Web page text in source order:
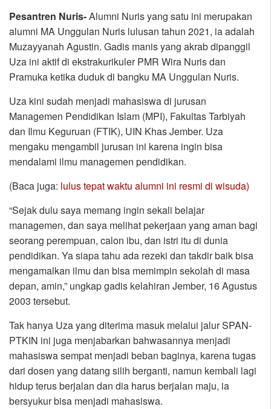
Pesantren Nuris-Alumni Nuris yang satu ini merupakan
alumni MA Unggulan Nuris lulusan tahun 2021, ia adalah
Muzayyanah Agustin. Gadis manis yang akrab dipanggil
Uza ini aktif di ekstrakurikuler PMR Wira Nuris dan
Pramuka ketika duduk di bangku MA Unggulan Nuris.
Uza kini sudah menjadi mahasiswa di jurusan
Managemen Pendidikan Islam (MPI), Fakultas Tarbiyah
dan Ilmu Keguruan (FTIK), UIN Khas Jember. Uza
mengaku mengambil jurusan ini karena ingin bisa
mendalami ilmu managemen pendidikan.
(Baca juga: lulus tepat waktu alumni ini resmi di wisuda)
“Sejak dulu saya memang ingin sekali belajar
managemen, dan saya melihat pekerjaan yang aman bagi
seorang perempuan, calon ibu, dan istri itu di dunia
pendidikan. Ya siapa tahu ada rezeki dan takdir baik bisa
mengamalkan ilmu dan bisa memimpin sekolah di masa
depan, amin,” ungkap gadis kelahiran Jember, 16 Agustus
2003 tersebut.
Tak hanya Uza yang diterima masuk melalui jalur SPAN-
PTKIN ini juga menjabarkan bahwasannya menjadi
mahasiswa sempat menjadi beban baginya, karena tugas
dari dosen yang datang silih berganti, namun kembali lagi
hidup terus berjalan dan dia harus berjalan maju, ia
bersyukur bisa menjadi mahasiswa.